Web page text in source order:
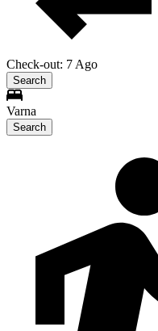
Check-out: 7 Ago
Search
Varna
Search